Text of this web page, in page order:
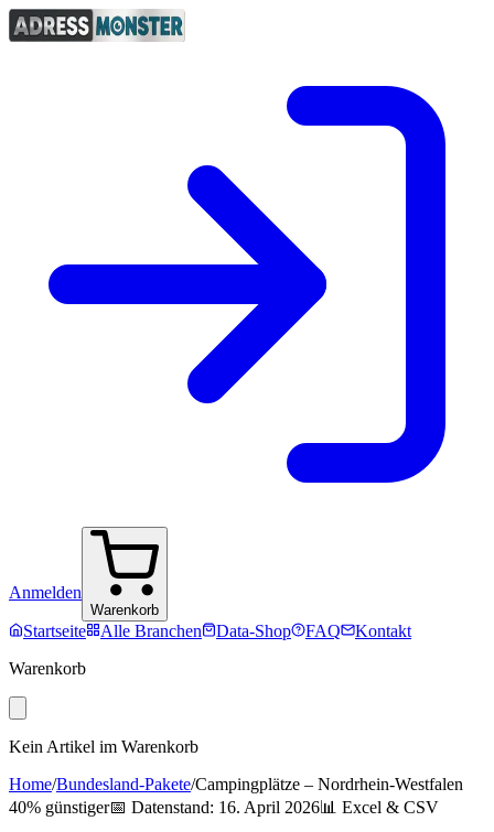
Anmelden
Warenkorb
Startseite Alle Branchen Data-Shop FAQ
Kontakt
Warenkorb
Kein Artikel im Warenkorb
Home/Bundesland-Pakete/Campingplätze – Nordrhein-Westfalen
40% günstiger📅 Datenstand: 16. April 2026📊 Excel & CSV